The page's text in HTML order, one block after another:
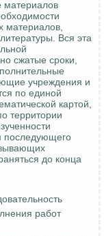
материалов
материалов,
Вся эта
сжатые сроки,
учреждения и
по единой
картой,
территории
последующего
до конца
работ